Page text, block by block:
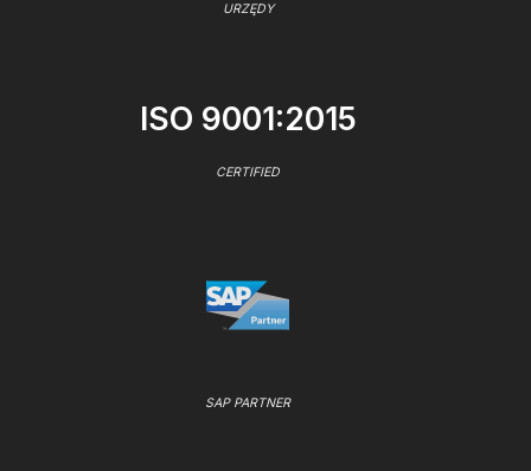
URZĘDY
ISO 9001:2015
CERTIFIED
SAP PARTNER